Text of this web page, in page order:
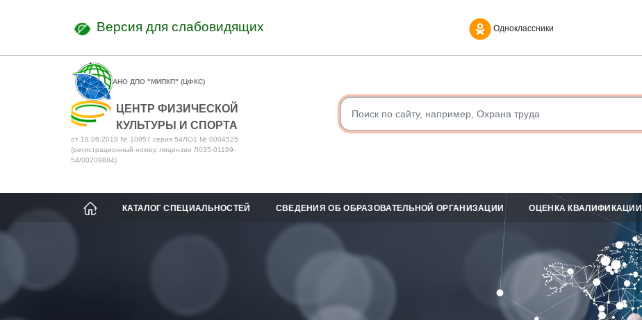
Версия для слабовидящих Одноклассники
АНО ДПО "МИПКП" (ЦФКС)
ЦЕНТР ФИЗИЧЕСКОЙ
КУЛЬТУРЫ И СПОРТА
от 18.06.2019 № 10957 серия 54ЛО1 № 0004525
(регистрационный номер лицензии Л035-01199-
54/00209884)
КАТАЛОГ СПЕЦИАЛЬНОСТЕЙ СВЕДЕНИЯ ОБ ОБРАЗОВАТЕЛЬНОЙ ОРГАНИЗАЦИИ ОЦЕНКА КВАЛИФИКАЦИИ